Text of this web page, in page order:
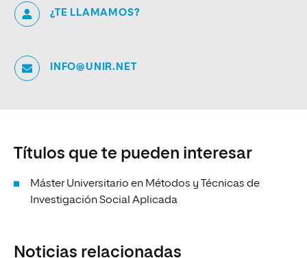
¿TE LLAMAMOS?
INFO@UNIR.NET
Títulos que te pueden interesar
Máster Universitario en Métodos y Técnicas de
Investigación Social Aplicada
Noticias relacionadas